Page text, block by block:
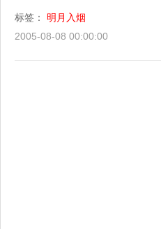
标签： 明月入烟
2005-08-08 00:00:00